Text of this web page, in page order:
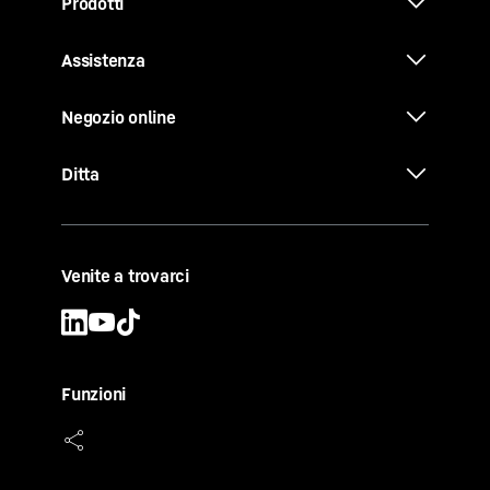
Assistenza
Negozio online
Ditta
Venite a trovarci
Funzioni